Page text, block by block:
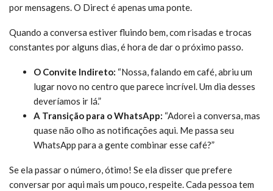
por mensagens. O Direct é apenas uma ponte.
Quando a conversa estiver fluindo bem, com risadas e trocas
constantes por alguns dias, é hora de dar o próximo passo.
O Convite Indireto: “Nossa, falando em café, abriu um
lugar novo no centro que parece incrível. Um dia desses
deveríamos ir lá.”
A Transição para o WhatsApp: “Adorei a conversa, mas
quase não olho as notificações aqui. Me passa seu
WhatsApp para a gente combinar esse café?”
Se ela passar o número, ótimo! Se ela disser que prefere
conversar por aqui mais um pouco, respeite. Cada pessoa tem